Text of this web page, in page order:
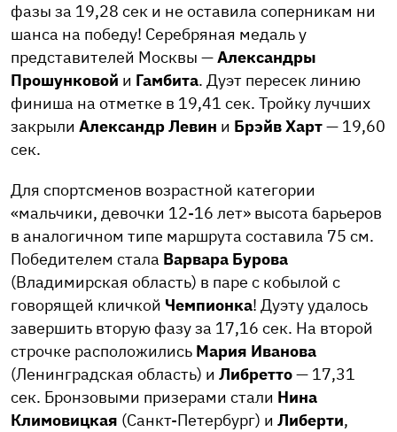
фазы за 19,28 сек и не оставила соперникам ни
шанса на победу! Серебряная медаль у
представителей Москвы —Александры
Прошунковой и Гамбита. Дуэт пересек линию
финиша на отметке в 19,41 сек. Тройку лучших
закрыли Александр Левин и Брэйв Харт— 19,60
сек.
Для спортсменов возрастной категории
«мальчики, девочки 12-16 лет» высота барьеров
в аналогичном типе маршрута составила 75 см.
Победителем стала Варвара Бурова
(Владимирская область) в паре с кобылой с
говорящей кличкой Чемпионка! Дуэту удалось
завершить вторую фазу за 17,16 сек. На второй
строчке расположились Мария Иванова
(Ленинградская область) и Либретто— 17,31
сек. Бронзовыми призерами стали Нина
Климовицкая (Санкт-Петербург) и Либерти,